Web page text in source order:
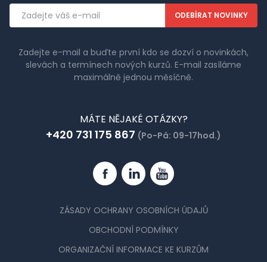
Emailová
adresa
Zadejte e-mail a buďte první kdo se dozví o novinkách,
slevách a termínech nových kurzů. E-mail zasíláme
maximálně jednou měsíčně.
MÁTE NĚJAKÉ OTÁZKY?
+420 731 175 867 (Po-Pá: 09-17hod.)
FacebookLinkedinYouTube
ZÁSADY OCHRANY OSOBNÍCH ÚDAJŮ
OBCHODNÍ PODMÍNKY
ORGANIZAČNÍ INFORMACE KE KURZŮM